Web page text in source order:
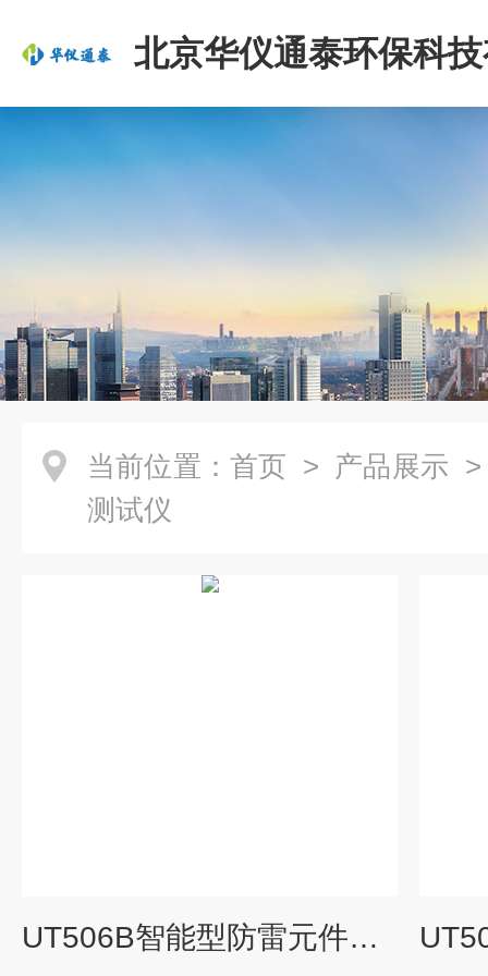
北京华仪通泰环保科
司
当前位置： 首页 > 产品展示
测试仪
UT506B智能型防雷元件测试仪